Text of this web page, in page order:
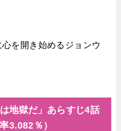
を開き始めるジョンウ
地獄だ」あらすじ4話
3.082％）